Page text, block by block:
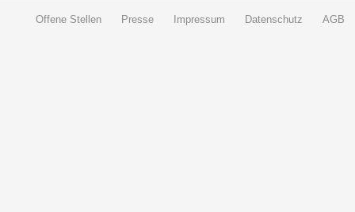
Offene Stellen Presse Impressum Datenschutz AGB